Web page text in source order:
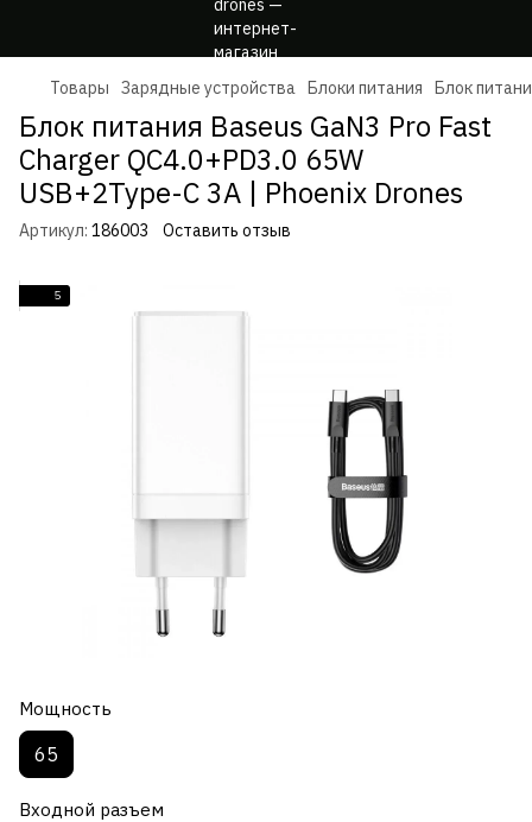
Товары Зарядные устройства Блоки питания Блок
Блок питания Baseus GaN3 Pro Fast
Charger QC4.0+PD3.0 65W
USB+2Type-C 3A | Phoenix Drones
Артикул: 186003 Оставить отзыв
5
Мощность
65
Входной разъем